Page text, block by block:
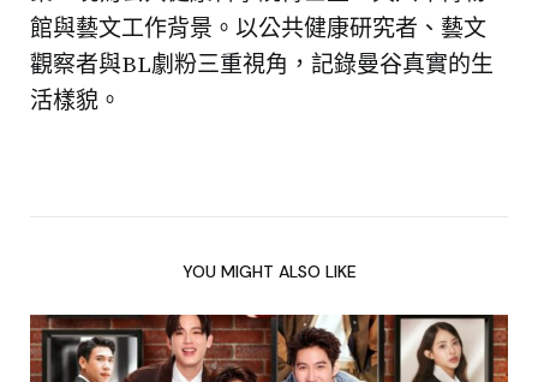
館與藝文工作背景。以公共健康研究者、藝文
觀察者與BL劇粉三重視角，記錄曼谷真實的生
活樣貌。
YOU MIGHT ALSO LIKE